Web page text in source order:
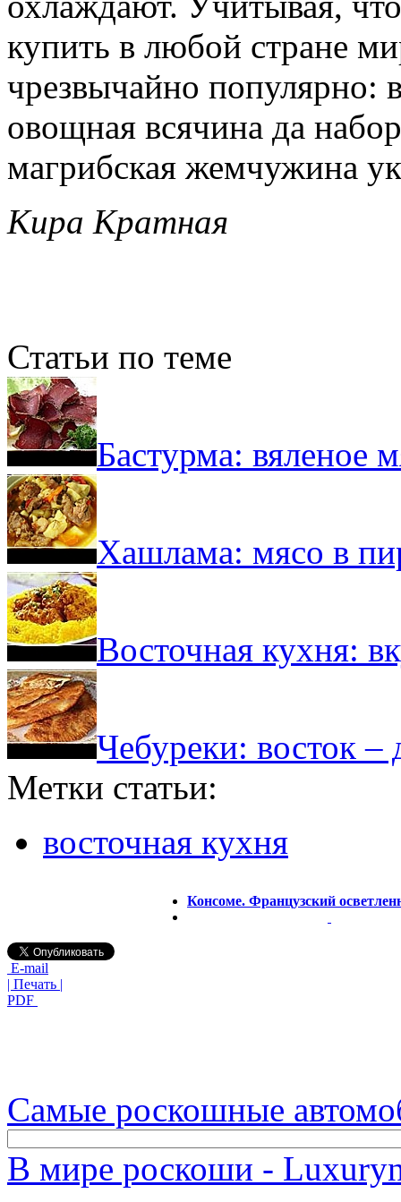
купить в любой стране
чрезвычайно популярно:
овощная всячина да
магрибская жемчужина
Кира Кратная
Статьи по теме
Бастурма: вяленое
Хашлама: мясо в
Восточная кухня:
Чебуреки: восток –
Метки статьи:
восточная кухня
Консоме. Французский
E-mail
| Печать |
PDF
Самые роскошные
В мире роскоши -